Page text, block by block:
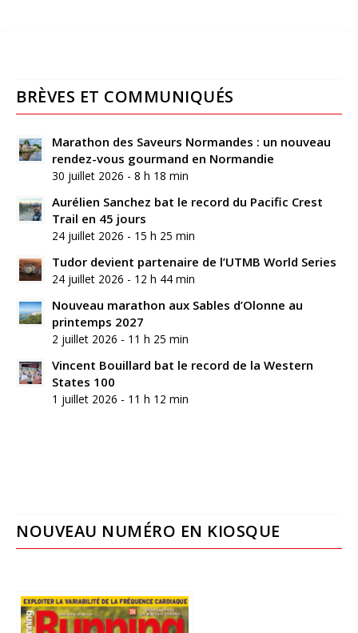
BRÈVES ET COMMUNIQUÉS
Marathon des Saveurs Normandes : un nouveau
rendez-vous gourmand en Normandie
30 juillet 2026 - 8 h 18 min
Aurélien Sanchez bat le record du Pacific Crest
Trail en 45 jours
24 juillet 2026 - 15 h 25 min
Tudor devient partenaire de l’UTMB World Series
24 juillet 2026 - 12 h 44 min
Nouveau marathon aux Sables d’Olonne au
printemps 2027
2 juillet 2026 - 11 h 25 min
Vincent Bouillard bat le record de la Western
States 100
1 juillet 2026 - 11 h 12 min
NOUVEAU NUMÉRO EN KIOSQUE